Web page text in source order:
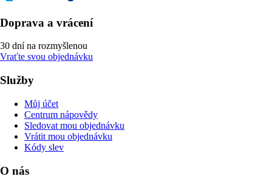
Doprava a vrácení
30 dní na rozmyšlenou
Vraťte svou objednávku
Služby
Můj účet
Centrum nápovědy
Sledovat mou objednávku
Vrátit mou objednávku
Kódy slev
O nás